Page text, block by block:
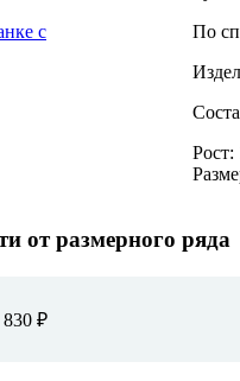
По
Рост:
от размерного ряда
830 ₽